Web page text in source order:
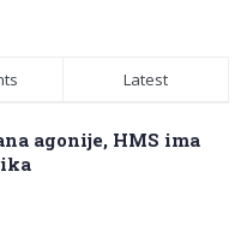
Latest
agonije, HMS ima